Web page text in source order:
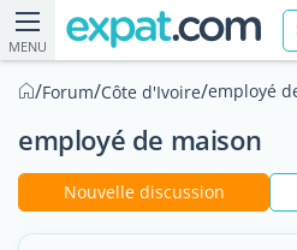
MENU
/Forum/Côte d'Ivoire/employé
employé de maison
Nouvelle discussion